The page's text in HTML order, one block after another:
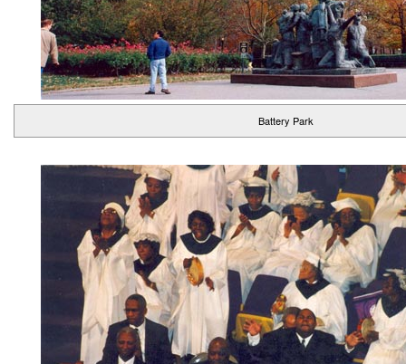
Battery Park